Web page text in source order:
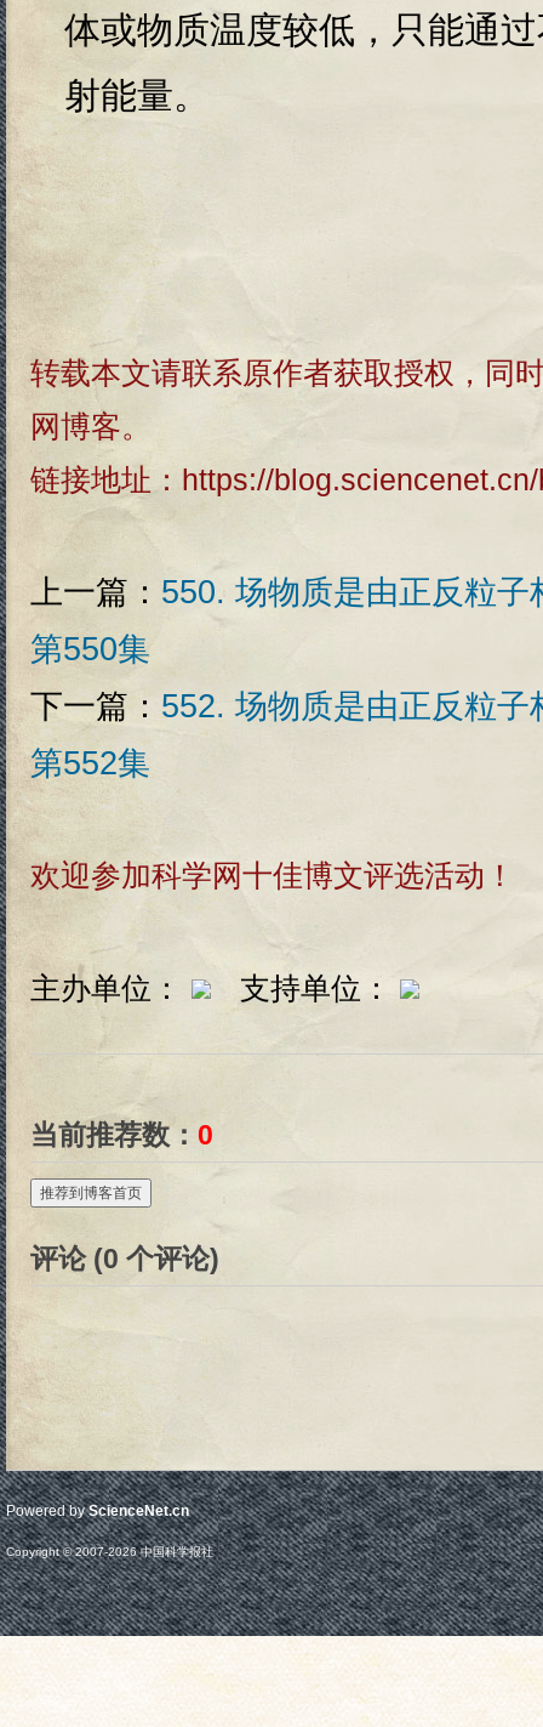
体或物质温度较低，只能通
射能量。
转载本文请联系原作者获取授权，同
网博客。
链接地址： https://
上一篇： 550. 场物质是由正反粒
第550集
下一篇： 552. 场物质是由正反粒
第552集
欢迎参加科学网十佳博文评选活动！
主办单位： 支持单位：
当前推荐数： 0
推荐到博客首页
评论 (0 个评论)
Powered byScienceNet.cn
Copyright © 2007-2026中国科学报社